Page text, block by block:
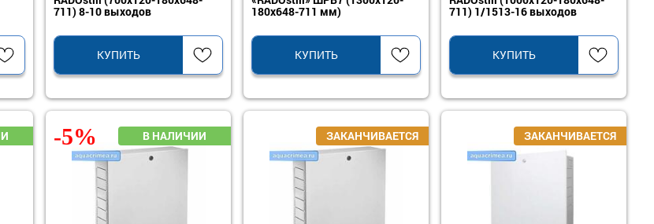
711) 8-10 выходов
КУПИТЬ
180x648-711 мм)
КУПИТЬ
711) 1/1513-16 выходов
КУПИТЬ
-5%